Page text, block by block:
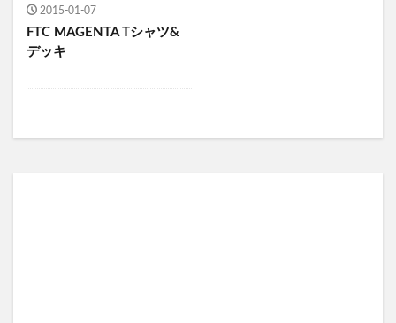
2015-01-07
FTC MAGENTA Tシャツ&
デッキ